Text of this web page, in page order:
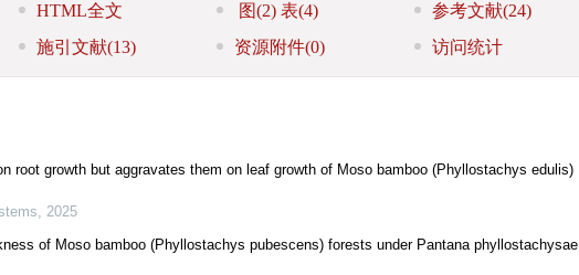
HTML全文 图(2) 表(4) 参考文献(24)
施引文献(13) 资源附件(0) 访问统计
root growth but aggravates them on leaf growth of Moso bamboo (Phyllostachys edulis)
, 2025
of Moso bamboo (Phyllostachys pubescens) forests under Pantana phyllostachysae